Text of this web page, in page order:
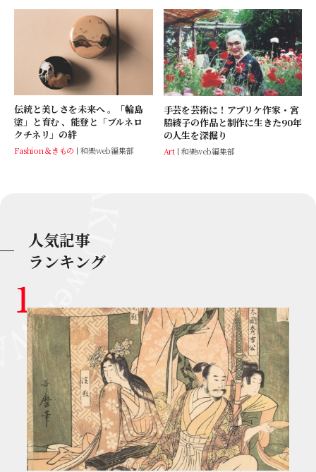
伝統と美しさを未来へ 。「輪島
塗」と育む 、能登と「ブルネロ
クチネリ」の絆
Fashion＆きもの 和樂web編集部
手芸を芸術に！アプリケ作家・宮
脇綾子の作品と制作に生きた90年
の人生を深掘り
Art 和樂web編集部
人気記事
ランキング